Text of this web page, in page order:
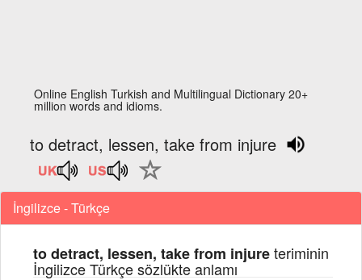
Online English Turkish and Multilingual Dictionary 20+
million words and idioms.
to detract, lessen, take from injure
İngilizce - Türkçe
to detract, lessen, take from injureteriminin
İngilizce Türkçe sözlükte anlamı